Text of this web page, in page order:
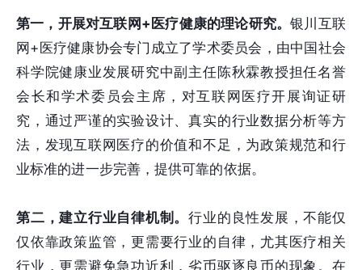
第一，开展对互联网+医疗健康的理论研究。银川互联
网+医疗健康协会专门成立了学术委员会，由中国社会
科学院健康业发展研究中副主任陈秋霖教授担任名誉
会长和学术委员会主席，对互联网医疗开展询证研
究，通过严谨的实验设计、真实的行业数据分析等方
法，发现互联网医疗的价值和不足，为政策规范和行
业标准的进一步完善，提供可靠的依据。
第二，建立行业自律机制。行业的良性发展，不能仅
仅依靠政策监管，更需要行业的自律，尤其医疗相关
行业，更需避免急功近利，劣币驱逐良币的现象。在